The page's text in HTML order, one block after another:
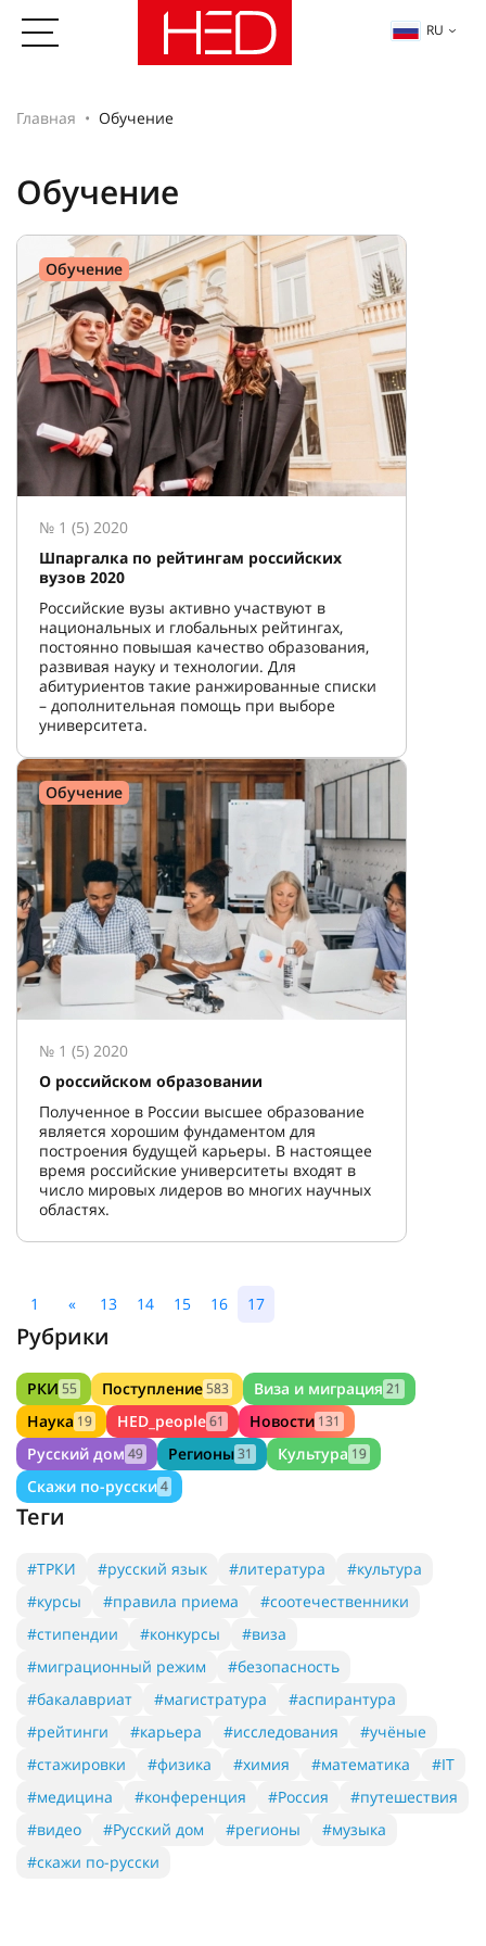
RU
Главная Обучение
Обучение
Обучение
№ 1 (5) 2020
Шпаргалка по рейтингам российских
вузов 2020
Российские вузы активно участвуют в
национальных и глобальных рейтингах,
постоянно повышая качество образования,
развивая науку и технологии. Для
абитуриентов такие ранжированные списки
– дополнительная помощь при выборе
университета.
Обучение
№ 1 (5) 2020
О российском образовании
Полученное в России высшее образование
является хорошим фундаментом для
построения будущей карьеры. В настоящее
время российские университеты входят в
число мировых лидеров во многих научных
областях.
1 « 13 14 15 16 17
Рубрики
РКИ 55 Поступление583 Виза и миграция 21
Наука 19 HED_people61 Новости 131
Русский дом 49 Регионы31 Культура 19
Скажи по-русски4
Теги
#ТРКИ #русский язык #литература
#культура
#курсы
#правила приема
#соотечественники
#стипендии
#конкурсы
#виза
#миграционный режим
#безопасность
#бакалавриат
#магистратура
#аспирантура
#рейтинги
#карьера #исследования
#учёные
#стажировки
#физика #химия #математика
#IT
#медицина
#конференция #Россия
#путешествия
#видео
#Русский дом #регионы
#музыка
#скажи по-русски